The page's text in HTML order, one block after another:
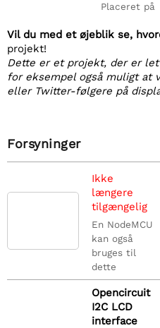
Placeret på
Vil du med et øjeblik se,
projekt!
Dette er et projekt, der er
for eksempel også muligt at
eller Twitter-følgere på
Forsyninger
Ikke
længere
tilgængelig
En NodeMCU
kan også
bruges til
dette
Opencircuit
I2C LCD
interface